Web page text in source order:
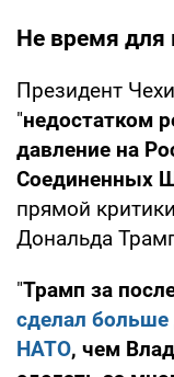
Не время для
Президент
"недостатком
давление на
Соединенных
прямой
Дональда
"Трамп за
сделал
НАТО, чем